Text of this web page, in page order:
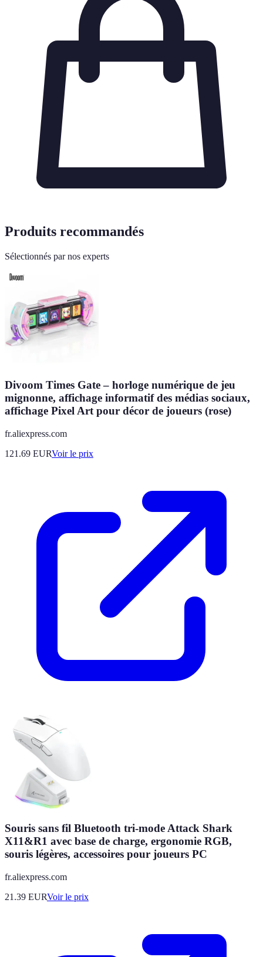
Produits recommandés
Sélectionnés par nos experts
Divoom Times Gate – horloge numérique de jeu
mignonne, affichage informatif des médias sociaux,
affichage Pixel Art pour décor de joueurs (rose)
fr.aliexpress.com
121.69 EURVoir le prix
Souris sans fil Bluetooth tri-mode Attack Shark
X11&R1 avec base de charge, ergonomie RGB,
souris légères, accessoires pour joueurs PC
fr.aliexpress.com
21.39 EURVoir le prix